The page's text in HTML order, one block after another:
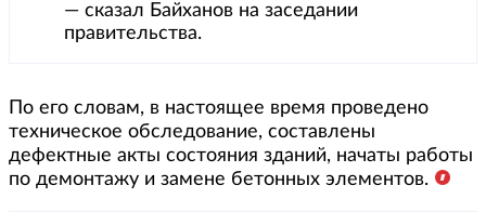
— сказал Байханов на заседании
правительства.
По его словам, в настоящее время проведено
техническое обследование, составлены
дефектные акты состояния зданий, начаты работы
по демонтажу и замене бетонных элементов.